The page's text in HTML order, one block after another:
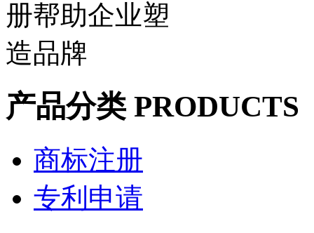
产品分类 PRODUCTS
商标注册
专利申请